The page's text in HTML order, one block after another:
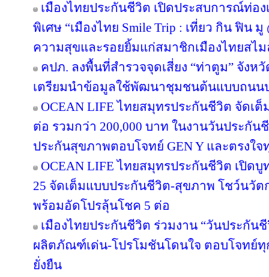
เมืองไทยประกันชีวิต เปิดประสบการณ์ท่อ
พิเศษ “เมืองไทย Smile Trip : เที่ยว กิน ฟิน มู
ความสุขและรอยยิ้มแก่สมาชิกเมืองไทยสไ
คปภ. ลงพื้นที่สำรวจจุดเสี่ยง “ท่าตูม” จังห
เตรียมนำข้อมูลใช้พัฒนาชุมชนต้นแบบถนน
OCEAN LIFE ไทยสมุทรประกันชีวิต จัดเ
ต่อ รวมกว่า 200,000 บาท ในงานวันประกัน
ประกันสุขภาพตอบโจทย์ GEN Y และตรงใจ
OCEAN LIFE ไทยสมุทรประกันชีวิต เปิด
25 จัดเต็มแบบประกันชีวิต-สุขภาพ โชว์นวั
พร้อมอัดโปรลุ้นโชค 5 ต่อ
เมืองไทยประกันชีวิต ร่วมงาน “วันประกัน
ผลิตภัณฑ์เด่น-โปรโมชันโดนใจ ตอบโจทย์
ยั่งยืน